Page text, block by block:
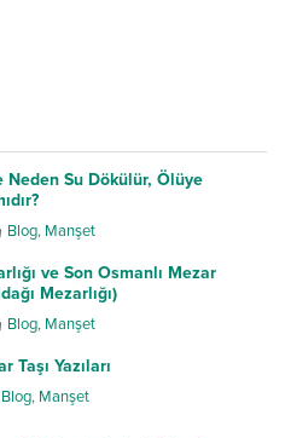
Neden Su Dökülür, Ölüye
Blog, Manşet
ve Son Osmanlı Mezar
Mezarlığı)
Blog, Manşet
Taşı Yazıları
Blog, Manşet